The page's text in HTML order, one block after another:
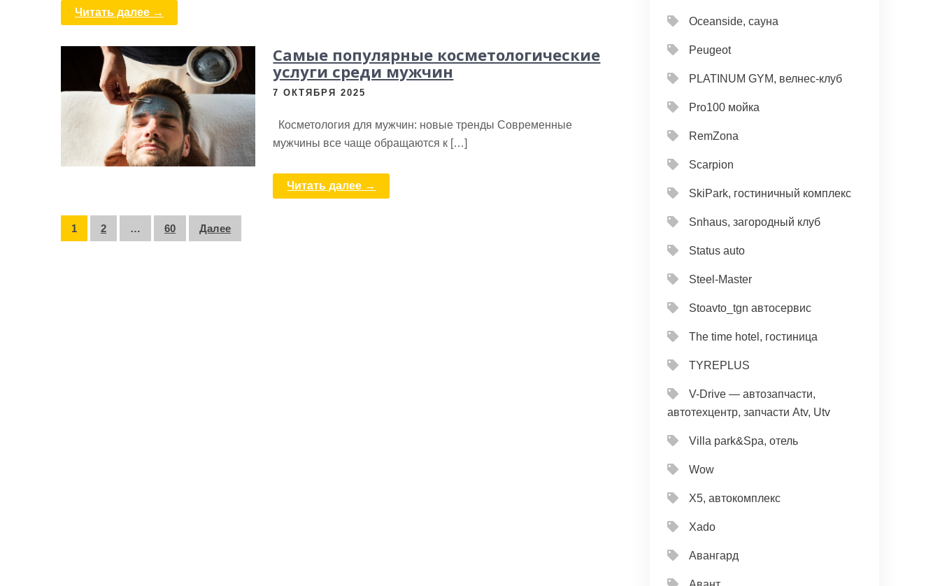
Читать далее →
Самые популярные косметологические
услуги среди мужчин
7 ОКТЯБРЯ 2025
Косметология для мужчин: новые тренды Современные
мужчины все чаще обращаются к […]
Читать далее →
Пагинация
записей
1 2 … 60 Далее
Oceanside, сауна
Peugeot
PLATINUM GYM, велнес-клуб
Pro100 мойка
RemZona
Scarpion
SkiPark, гостиничный комплекс
Snhaus, загородный клуб
Status auto
Steel-Master
Stoavto_tgn автосервис
The time hotel, гостиница
TYREPLUS
V-Drive — автозапчасти,
автотехцентр, запчасти Atv, Utv
Villa park&Spa, отель
Wow
X5, автокомплекс
Xado
Авангард